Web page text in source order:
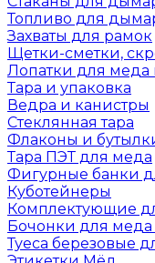
Топливо для
Захваты для рамок
Щетки-сметки,
Лопатки для меда
Тара и упаковка
Ведра и канистры
Стеклянная тара
Флаконы и
Тара ПЭТ для меда
Фигурные банки
Куботейнеры
Комплектующие
Бочонки для меда
Туеса березовые